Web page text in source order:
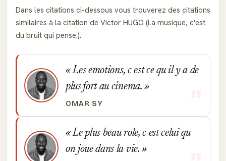
Dans les citations ci-dessous vous trouverez des citations
similaires à la citation de Victor HUGO (La musique, c'est
du bruit qui pense.).
Les emotions, c est ce qu il y a de
plus fort au cinema.
OMAR SY
Le plus beau role, c est celui qu
on joue dans la vie.